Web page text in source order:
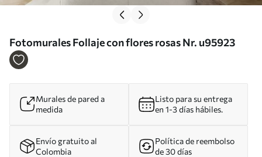
Fotomurales Follaje con flores rosas Nr. u95923
Murales de pared a
medida
Listo para su entrega
en 1-3 días hábiles.
Envío gratuito al
Colombia
Política de reembolso
de 30 días